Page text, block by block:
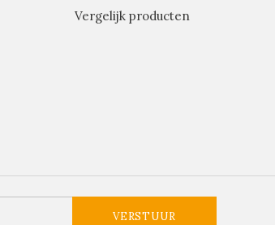
Vergelijk producten
VERSTUUR